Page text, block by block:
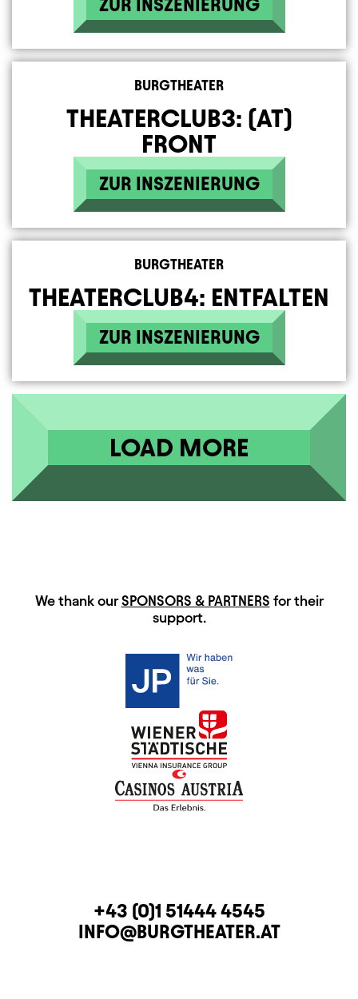
ZUR INSZENIERUNG
THEATERCLUB3: (AT)
FRONT
BURGTHEATER
ZUR INSZENIERUNG
THEATERCLUB4: ENTFALTEN
BURGTHEATER
ZUR INSZENIERUNG
LOAD MORE
HAUPTSPONSOREN
We thank ourSPONSORS & PARTNERS for their
support.
CONTACTTELEPHONE
+43 (0)1 51444 4545
E-MAIL
INFO@BURGTHEATER.AT